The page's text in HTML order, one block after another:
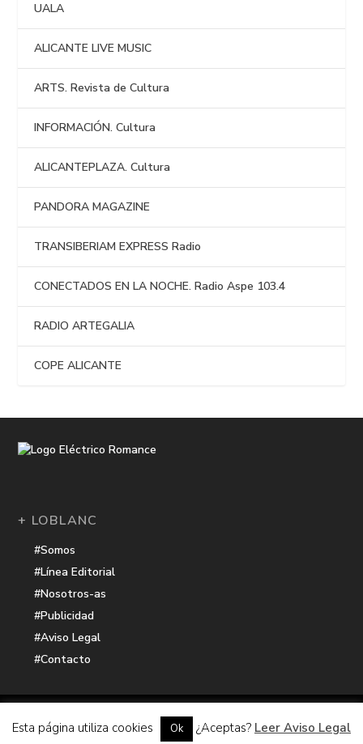
UALA
ALICANTE LIVE MUSIC
ARTS. Revista de Cultura
INFORMACIÓN. Cultura
ALICANTEPLAZA. Cultura
PANDORA MAGAZINE
TRANSIBERIAM EXPRESS Radio
CONECTADOS EN LA NOCHE. Radio Aspe 103.4
RADIO ARTEGALIA
COPE ALICANTE
+ LOBLANC
#Somos
#Línea Editorial
#Nosotros-as
#Publicidad
#Aviso Legal
#Contacto
Electrico Romance
Hacker Harbor
Esta página utiliza cookies Ok ¿Aceptas? Leer Aviso Legal